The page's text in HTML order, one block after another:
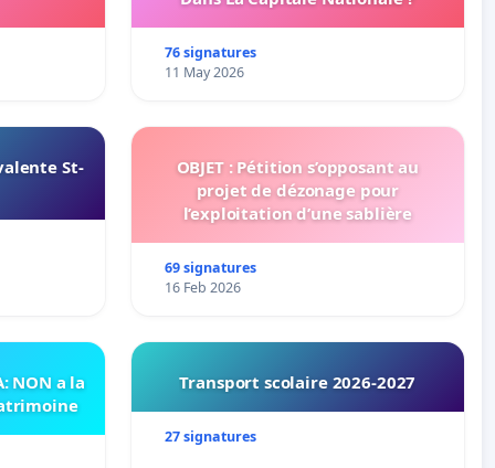
76 signatures
11 May 2026
St-
OBJET : Pétition s’opposant au
projet de dézonage pour
l’exploitation d’une sablière
69 signatures
16 Feb 2026
NON a la
Transport scolaire 2026-2027
27 signatures